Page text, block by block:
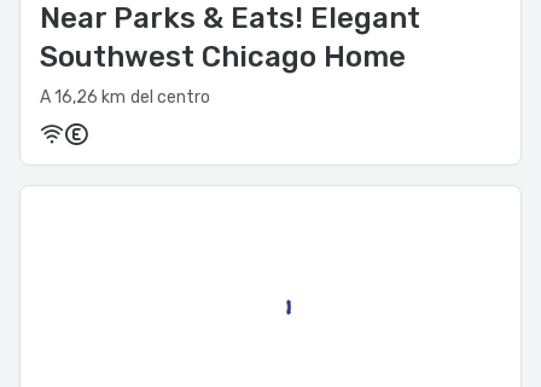
Near Parks & Eats! Elegant
Southwest Chicago Home
A 16,26 km del centro